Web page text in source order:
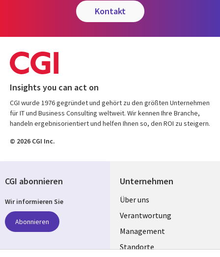
kontakt
Insights you can act on
CGI wurde 1976 gegründet und gehört zu den größten Unternehmen
für IT und Business Consulting weltweit. Wir kennen Ihre Branche,
handeln ergebnisorientiert und helfen Ihnen so, den ROI zu steigern.
© 2026 CGI Inc.
Unternehmen
Useful
links
GERMANY
Über uns
Verantwortung
Management
Standorte
CGI abonnieren
Wir informieren Sie
Abonnieren